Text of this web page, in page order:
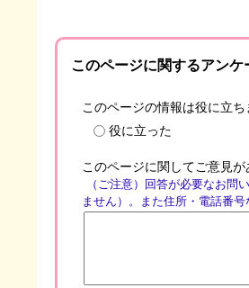
このページに関するアンケ
このページの情報は役に立ち
役に立った
このページに関してご意見が
（ご注意）回答が必要なお問
ません）。また住所・電話番